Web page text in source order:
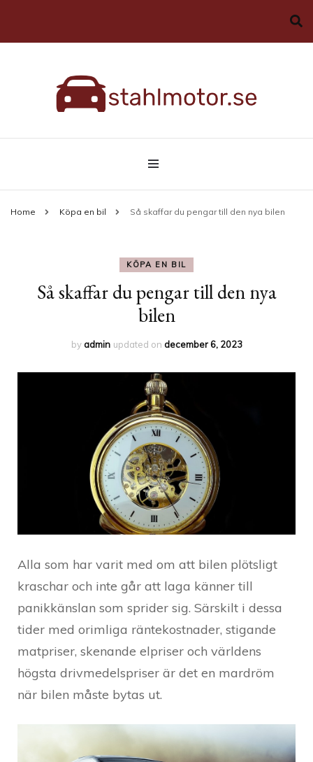
stahlmotor.se
Home Köpa en bil Så skaffar du pengar till den nya bilen
KÖPA EN BIL
Så skaffar du pengar till den nya
bilen
byadmin updated on december 6, 2023
Alla som har varit med om att bilen plötsligt
kraschar och inte går att laga känner till
panikkänslan som sprider sig. Särskilt i dessa
tider med orimliga räntekostnader, stigande
matpriser, skenande elpriser och världens
högsta drivmedelspriser är det en mardröm
när bilen måste bytas ut.